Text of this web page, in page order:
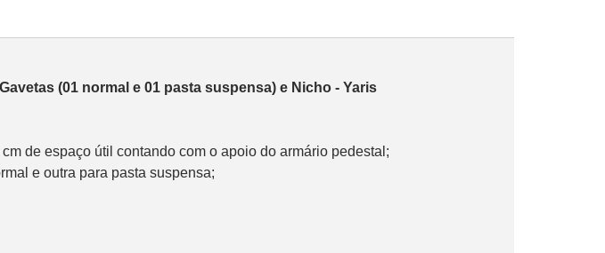
(01 normal e 01 pasta suspensa) e Nicho - Yaris